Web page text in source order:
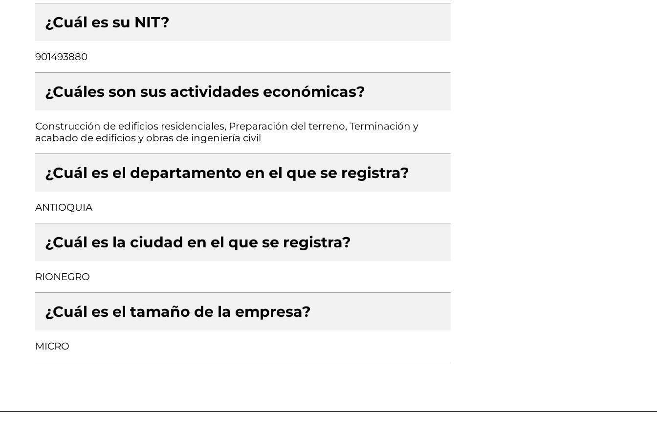
¿Cuál es su NIT?
901493880
¿Cuáles son sus actividades económicas?
Construcción de edificios residenciales, Preparación del terreno, Terminación y
acabado de edificios y obras de ingeniería civil
¿Cuál es el departamento en el que se registra?
ANTIOQUIA
¿Cuál es la ciudad en el que se registra?
RIONEGRO
¿Cuál es el tamaño de la empresa?
MICRO